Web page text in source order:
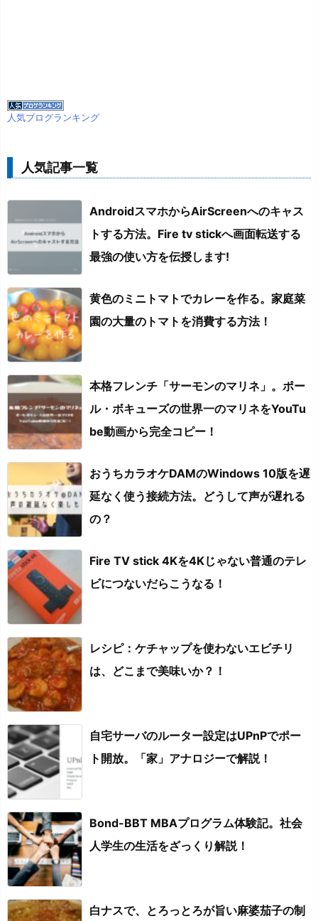
人気ブログランキング
人気記事一覧
AndroidスマホからAirScreenへのキャス
トする方法。Fire tv stickへ画面転送する
最強の使い方を伝授します!
黄色のミニトマトでカレーを作る。家庭菜
園の大量のトマトを消費する方法！
本格フレンチ「サーモンのマリネ」。ポー
ル・ボキューズの世界一のマリネをYouTu
be動画から完全コピー！
おうちカラオケDAMのWindows 10版を遅
延なく使う接続方法。どうして声が遅れる
の？
Fire TV stick 4Kを4Kじゃない普通のテレ
ビにつないだらこうなる！
レシピ：ケチャップを使わないエビチリ
は、どこまで美味いか？！
自宅サーバのルーター設定はUPnPでポー
ト開放。「家」アナロジーで解説！
Bond-BBT MBAプログラム体験記。社会
人学生の生活をざっくり解説！
白ナスで、とろっとろが旨い麻婆茄子の制